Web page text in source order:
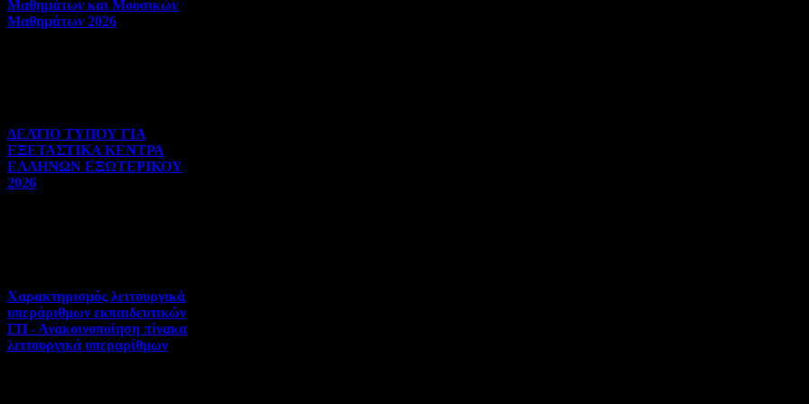
Μαθημάτων και Μουσικών
Μαθημάτων 2026
ΔΕΛΤΙΟ ΤΥΠΟΥ ΓΙΑ
ΕΞΕΤΑΣΤΙΚΑ ΚΕΝΤΡΑ
ΕΛΛΗΝΩΝ ΕΞΩΤΕΡΙΚΟΥ
2026
Χαρακτηρισμός λειτουργικά
υπεράριθμων εκπαιδευτικών
ΓΠ - Ανακοινοποίηση πίνακα
λειτουργικά υπεραρίθμων